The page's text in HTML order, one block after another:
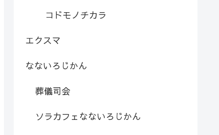
コドモノチカラ
エクスマ
なないろじかん
葬儀司会
ソラカフェなないろじかん